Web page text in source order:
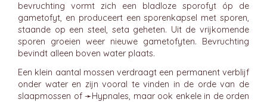
bevruchting vormt zich een bladloze sporofyt óp de
gametofyt, en produceert een sporenkapsel met sporen,
staande op een steel, seta geheten. Uit de vrijkomende
sporen groeien weer nieuwe gametofyten. Bevruchting
bevindt alleen boven water plaats.
Een klein aantal mossen verdraagt een permanent verblijf
onder water en zijn vooral te vinden in de orde van de
slaapmossen of ➛Hypnales, maar ook enkele in de orden